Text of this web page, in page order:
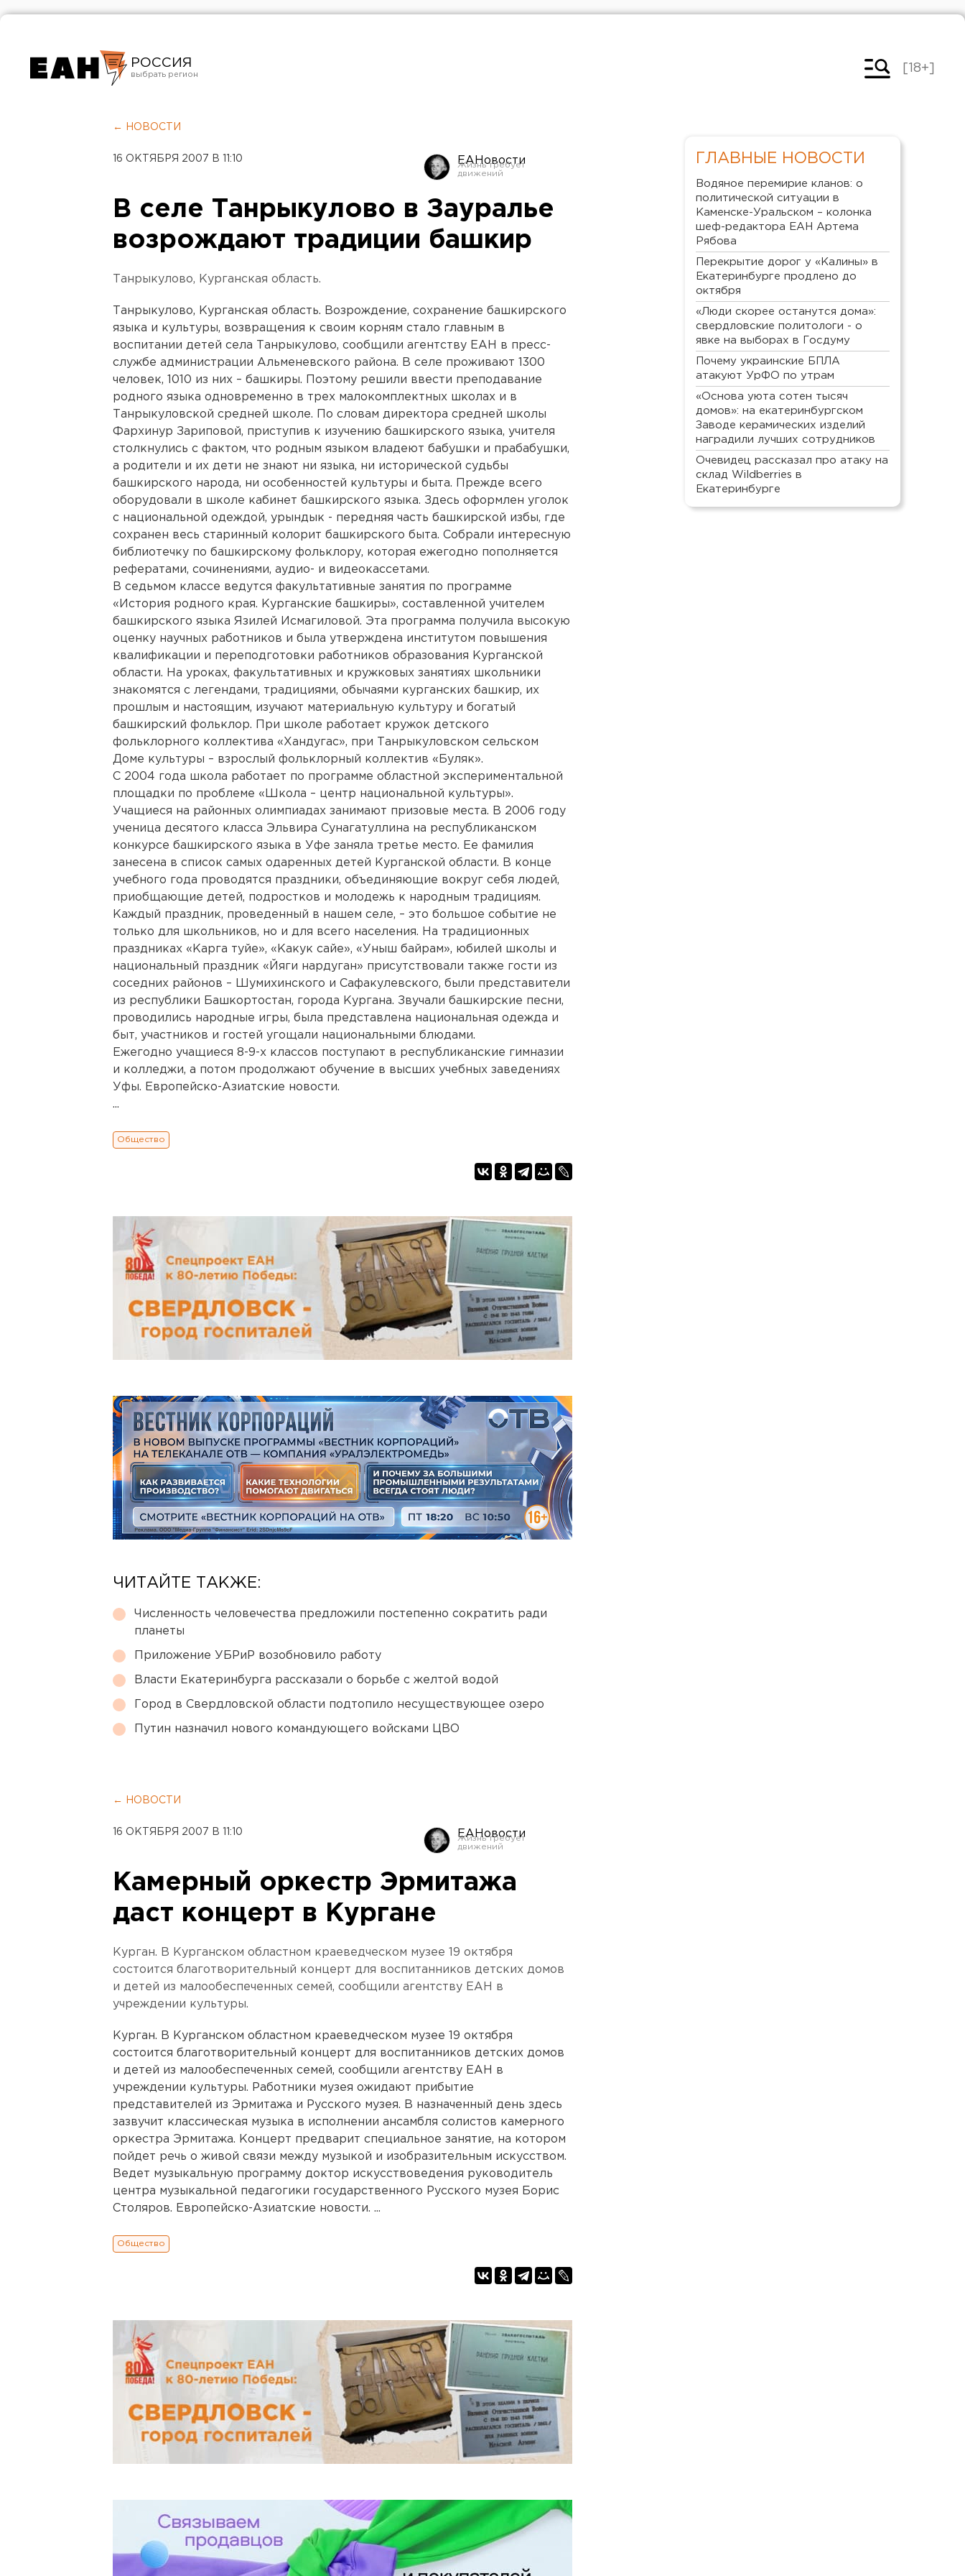
РОССИЯ
Челябинск
[18+]
← НОВОСТИ
16 ОКТЯБРЯ 2007 В 11:10 ЕАНовости
В селе Танрыкулово в Зауралье
возрождают традиции башкир
Танрыкулово, Курганская область.
Танрыкулово, Курганская область. Возрождение, сохранение башкирского
языка и культуры, возвращения к своим корням стало главным в
воспитании детей села Танрыкулово, сообщили агентству ЕАН в пресс-
службе администрации Альменевского района. В селе проживают 1300
человек, 1010 из них – башкиры. Поэтому решили ввести преподавание
родного языка одновременно в трех малокомплектных школах и в
Танрыкуловской средней школе. По словам директора средней школы
Фархинур Зариповой, приступив к изучению башкирского языка, учителя
столкнулись с фактом, что родным языком владеют бабушки и прабабушки,
а родители и их дети не знают ни языка, ни исторической судьбы
башкирского народа, ни особенностей культуры и быта. Прежде всего
оборудовали в школе кабинет башкирского языка. Здесь оформлен уголок
с национальной одеждой, урындык - передняя часть башкирской избы, где
сохранен весь старинный колорит башкирского быта. Собрали интересную
библиотечку по башкирскому фольклору, которая ежегодно пополняется
рефератами, сочинениями, аудио- и видеокассетами.
В седьмом классе ведутся факультативные занятия по программе
«История родного края. Курганские башкиры», составленной учителем
башкирского языка Язилей Исмагиловой. Эта программа получила высокую
оценку научных работников и была утверждена институтом повышения
квалификации и переподготовки работников образования Курганской
области. На уроках, факультативных и кружковых занятиях школьники
знакомятся с легендами, традициями, обычаями курганских башкир, их
прошлым и настоящим, изучают материальную культуру и богатый
башкирский фольклор. При школе работает кружок детского
фольклорного коллектива «Хандугас», при Танрыкуловском сельском
Доме культуры – взрослый фольклорный коллектив «Буляк».
С 2004 года школа работает по программе областной экспериментальной
площадки по проблеме «Школа – центр национальной культуры».
Учащиеся на районных олимпиадах занимают призовые места. В 2006 году
ученица десятого класса Эльвира Сунагатуллина на республиканском
конкурсе башкирского языка в Уфе заняла третье место. Ее фамилия
занесена в список самых одаренных детей Курганской области. В конце
учебного года проводятся праздники, объединяющие вокруг себя людей,
приобщающие детей, подростков и молодежь к народным традициям.
Каждый праздник, проведенный в нашем селе, – это большое событие не
только для школьников, но и для всего населения. На традиционных
праздниках «Карга туйе», «Какук сайе», «Уныш байрам», юбилей школы и
национальный праздник «Йяги нардуган» присутствовали также гости из
соседних районов – Шумихинского и Сафакулевского, были представители
из республики Башкортостан, города Кургана. Звучали башкирские песни,
проводились народные игры, была представлена национальная одежда и
быт, участников и гостей угощали национальными блюдами.
Ежегодно учащиеся 8-9-х классов поступают в республиканские гимназии
и колледжи, а потом продолжают обучение в высших учебных заведениях
Уфы. Европейско-Азиатские новости.
...
Общество
ЧИТАЙТЕ ТАКЖЕ:
Численность человечества предложили постепенно сократить ради
планеты
Приложение УБРиР возобновило работу
Власти Екатеринбурга рассказали о борьбе с желтой водой
Город в Свердловской области подтопило несуществующее озеро
Путин назначил нового командующего войсками ЦВО
← НОВОСТИ
16 ОКТЯБРЯ 2007 В 11:10 ЕАНовости
Камерный оркестр Эрмитажа
даст концерт в Кургане
Курган. В Курганском областном краеведческом музее 19 октября
состоится благотворительный концерт для воспитанников детских домов
и детей из малообеспеченных семей, сообщили агентству ЕАН в
учреждении культуры.
Курган. В Курганском областном краеведческом музее 19 октября
состоится благотворительный концерт для воспитанников детских домов
и детей из малообеспеченных семей, сообщили агентству ЕАН в
учреждении культуры. Работники музея ожидают прибытие
представителей из Эрмитажа и Русского музея. В назначенный день здесь
зазвучит классическая музыка в исполнении ансамбля солистов камерного
оркестра Эрмитажа. Концерт предварит специальное занятие, на котором
пойдет речь о живой связи между музыкой и изобразительным искусством.
Ведет музыкальную программу доктор искусствоведения руководитель
центра музыкальной педагогики государственного Русского музея Борис
Столяров. Европейско-Азиатские новости. ...
Общество
ГЛАВНЫЕ НОВОСТИ
Водяное перемирие кланов: о
политической ситуации в
Каменске-Уральском – колонка
шеф-редактора ЕАН Артема
Рябова
Перекрытие дорог у «Калины» в
Екатеринбурге продлено до
октября
«Люди скорее останутся дома»:
свердловские политологи - о
явке на выборах в Госдуму
Почему украинские БПЛА
атакуют УрФО по утрам
«Основа уюта сотен тысяч
домов»: на екатеринбургском
Заводе керамических изделий
наградили лучших сотрудников
Очевидец рассказал про атаку на
склад Wildberries в
Екатеринбурге